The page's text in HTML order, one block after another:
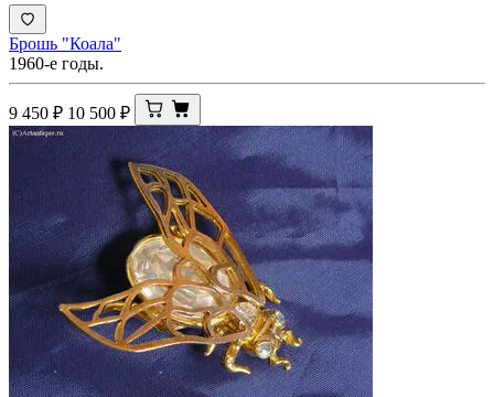
Брошь "Коала"
1960-е годы.
9 450 ₽ 10 500 ₽